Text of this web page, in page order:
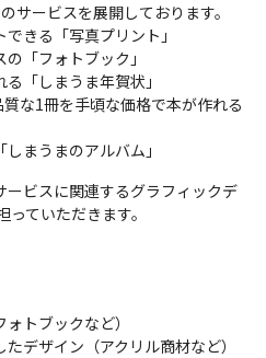
サービスを展開しております。
きる「写真プリント」
「フォトブック」
「しまうま年賀状」
な1冊を手頃な価格で本が作れる
まうまのアルバム」
ビスに関連するグラフィックデ
ていただきます。
トブックなど）
デザイン（アクリル商材など）